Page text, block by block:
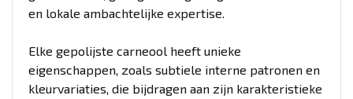
en lokale ambachtelijke expertise.
Elke gepolijste carneool heeft unieke
eigenschappen, zoals subtiele interne patronen en
kleurvariaties, die bijdragen aan zijn karakteristieke